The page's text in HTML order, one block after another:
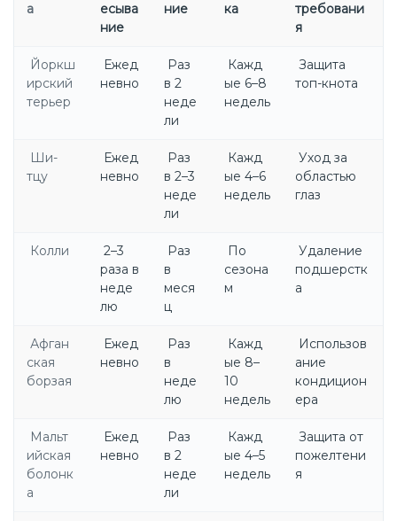
а
есыва
ние
ние
ка
требовани
я
Йоркш
ирский
терьер
Ежед
невно
Раз
в 2
неде
ли
Кажд
ые 6–8
недель
Защита
топ-кнота
Ши-
тцу
Ежед
невно
Раз
в 2–3
неде
ли
Кажд
ые 4–6
недель
Уход за
областью
глаз
Колли
2–3
раза в
неде
лю
Раз
в
меся
ц
По
сезона
м
Удаление
подшерстк
а
Афган
ская
борзая
Ежед
невно
Раз
в
неде
лю
Кажд
ые 8–
10
недель
Использов
ание
кондицион
ера
Мальт
ийская
болонк
а
Ежед
невно
Раз
в 2
неде
ли
Кажд
ые 4–5
недель
Защита от
пожелтени
я